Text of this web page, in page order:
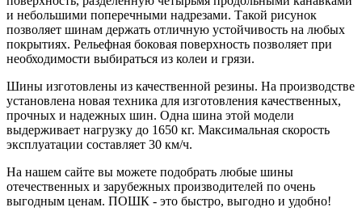
и небольшими поперечными надрезами. Такой рисунок
позволяет шинам держать отличную устойчивость на любых
покрытиях. Рельефная боковая поверхность позволяет при
необходимости выбираться из колеи и грязи.
Шины изготовлены из качественной резины. На производстве
установлена новая техника для изготовления качественных,
прочных и надежных шин. Одна шина этой модели
выдерживает нагрузку до 1650 кг. Максимальная скорость
эксплуатации составляет 30 км/ч.
На нашем сайте вы можете подобрать любые шины
отечественных и зарубежных производителей по очень
выгодным ценам. ПОШК - это быстро, выгодно и удобно!